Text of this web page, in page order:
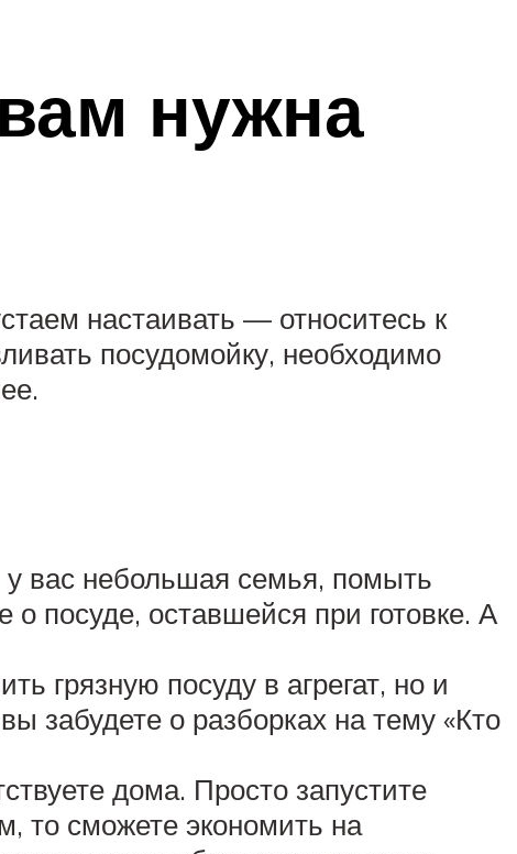
нужна
настаивать — относитесь к
посудомойку, необходимо
вас небольшая семья, помыть
посуде, оставшейся при готовке. А
грязную посуду в агрегат, но и
забудете о разборках на тему «Кто
дома. Просто запустите
то сможете экономить на